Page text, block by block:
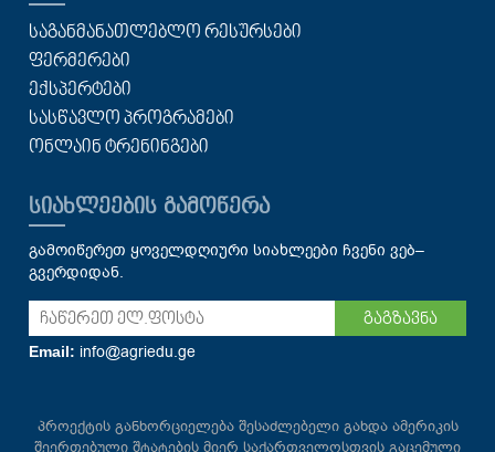
ᲡᲐᲒᲐᲜᲛᲐᲜᲐᲗᲚᲔᲑᲚᲝ ᲠᲔᲡᲣᲠᲡᲔᲑᲘ
ᲤᲔᲠᲛᲔᲠᲔᲑᲘ
ᲔᲥᲡᲞᲔᲠᲢᲔᲑᲘ
ᲡᲐᲡᲬᲐᲕᲚᲝ ᲞᲠᲝᲒᲠᲐᲛᲔᲑᲘ
ᲝᲜᲚᲐᲘᲜ ᲢᲠᲔᲜᲘᲜᲒᲔᲑᲘ
ᲡᲘᲐᲮᲚᲔᲔᲑᲘᲡ ᲒᲐᲛᲝᲬᲔᲠᲐ
გამოიწერეთ ყოველდღიური სიახლეები ჩვენი ვებ–
გვერდიდან.
გაგზავნა
Email: info@agriedu.ge
პროექტის განხორციელება შესაძლებელი გახდა ამერიკის
შეერთებული შტატების მიერ საქართველოსთვის გაცემული